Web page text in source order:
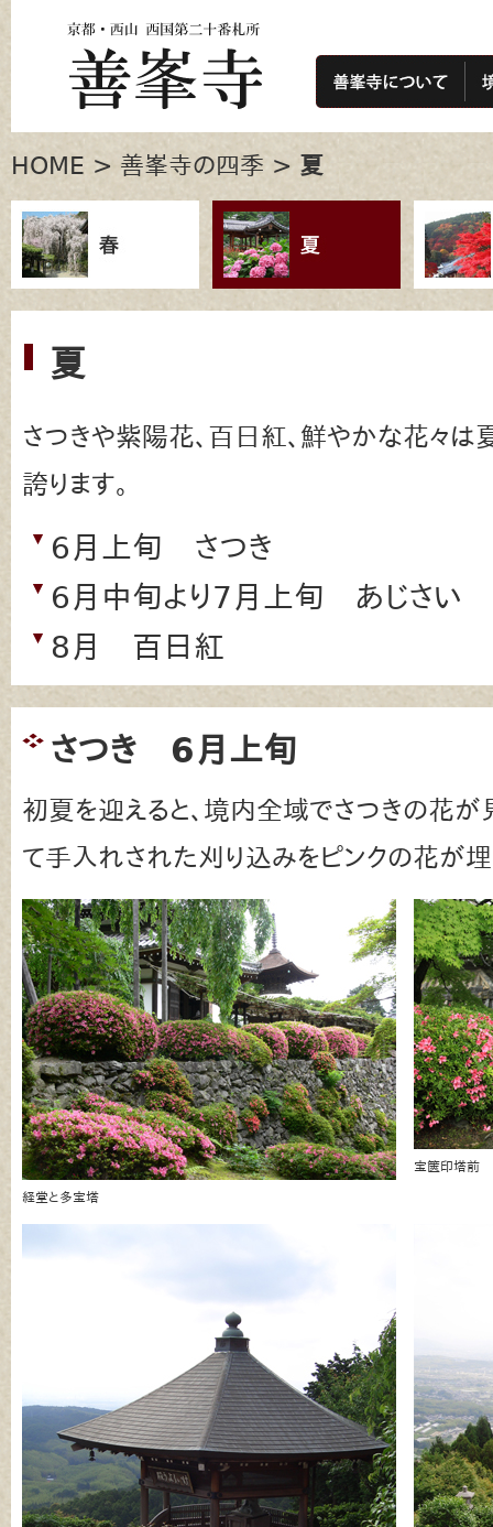
HOME > 善峯寺の四季 > 夏
夏
さつきや紫陽花、百日紅、鮮やかな花々
誇ります。
6月上旬 さつき
6月中旬より7月上旬 あじさい
8月 百日紅
さつき 6月上旬
初夏を迎えると、境内全域でさつきの花が
て手入れされた刈り込みをピンクの花が埋
経堂と多宝塔
宝篋印塔前